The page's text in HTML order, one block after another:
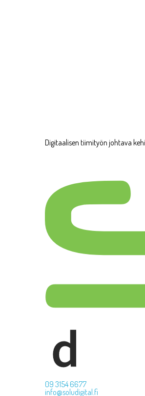
Digitaalisen tiimityön johtava
09 3154 6677
info@soludigital.fi